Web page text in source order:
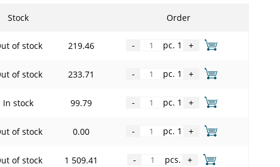
Stock Order
of stock 219.46 - pc. 1 +
of stock 233.71 - pc. 1 +
In stock 99.79 - pc. 1 +
of stock 0.00 - pc. 1 +
of stock 1 509.41 - pcs. +